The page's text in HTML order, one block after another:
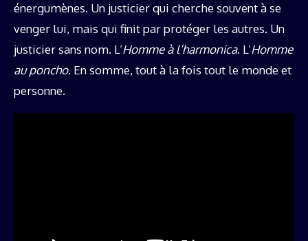
énergumènes. Un justicier qui cherche souvent à se
venger lui, mais qui finit par protéger les autres. Un
justicier sans nom. L’Homme à l’harmonica. L’Homme
au poncho. En somme, tout à la fois tout le monde et
personne.